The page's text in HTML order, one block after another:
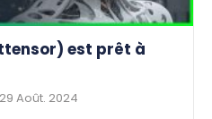
est prêt à
Août. 2024